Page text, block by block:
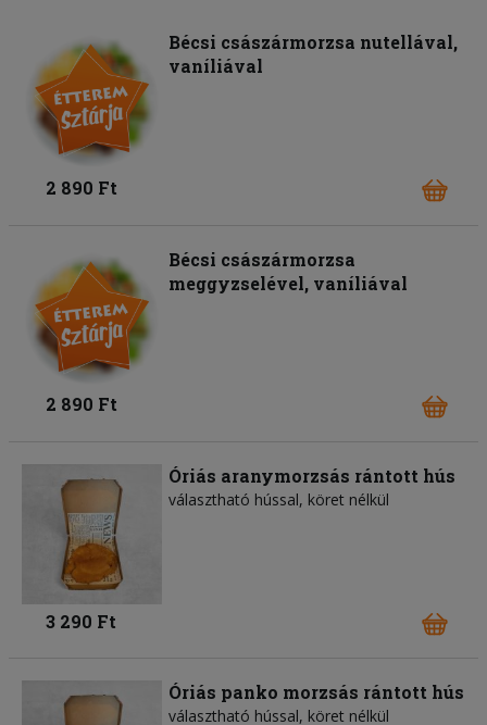
Bécsi császármorzsa nutellával,
vaníliával
2 890 Ft
Bécsi császármorzsa
meggyzselével, vaníliával
2 890 Ft
Óriás aranymorzsás rántott hús
választható hússal, köret nélkül
3 290 Ft
Óriás panko morzsás rántott hús
választható hússal, köret nélkül